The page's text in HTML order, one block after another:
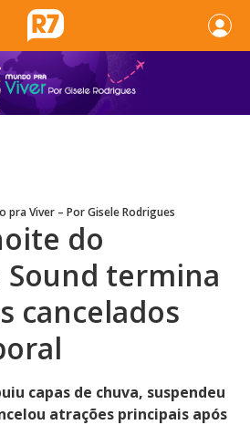
pra Viver – Por Gisele Rodrigues
do
Sound termina
cancelados
capas de chuva, suspendeu
atrações principais após